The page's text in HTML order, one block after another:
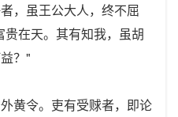
，虽王公大人，终不屈
在天。其有知我，虽胡
？"
令。吏有受赇者，即论